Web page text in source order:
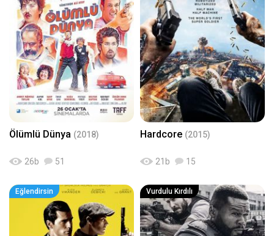
Ölümlü Dünya (2018)
26b 51
Hardcore (2015)
21 b 15
Eğlendirsin Vurdulu Kırdılı